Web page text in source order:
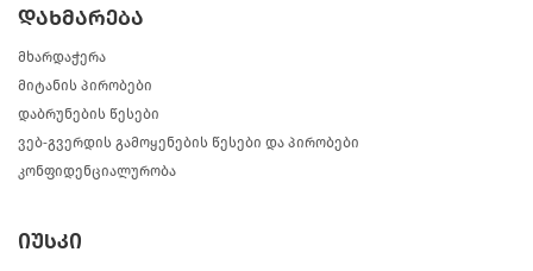
დახმარება
მხარდაჭერა
მიტანის პირობები
დაბრუნების წესები
ვებ-გვერდის გამოყენების წესები და პირობები
კონფიდენციალურობა
იუსკი